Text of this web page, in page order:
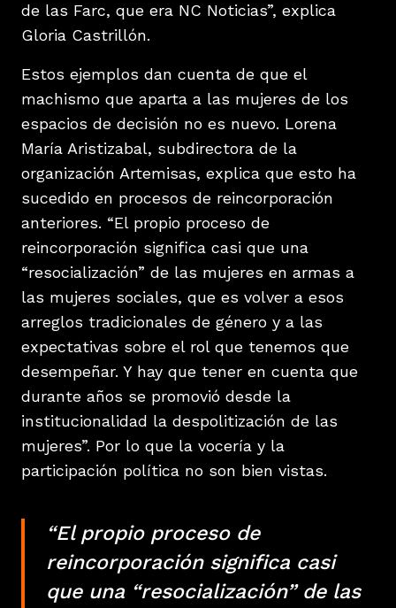
de las Farc, que era NC Noticias”, explica
Gloria Castrillón.
Estos ejemplos dan cuenta de que el
machismo que aparta a las mujeres de los
espacios de decisión no es nuevo. Lorena
María Aristizabal, subdirectora de la
organización Artemisas, explica que esto ha
sucedido en procesos de reincorporación
anteriores. “El propio proceso de
reincorporación significa casi que una
“resocialización” de las mujeres en armas a
las mujeres sociales, que es volver a esos
arreglos tradicionales de género y a las
expectativas sobre el rol que tenemos que
desempeñar. Y hay que tener en cuenta que
durante años se promovió desde la
institucionalidad la despolitización de las
mujeres”. Por lo que la vocería y la
participación política no son bien vistas.
“El propio proceso de
reincorporación significa casi
que una “resocialización” de las